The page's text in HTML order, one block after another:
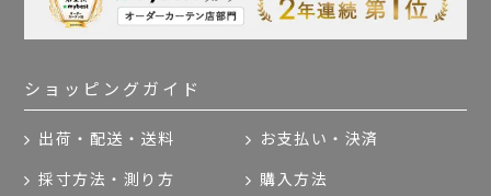
ショッピングガイド
出荷・配送・送料 お支払い・決済
採寸方法・測り方 購入方法